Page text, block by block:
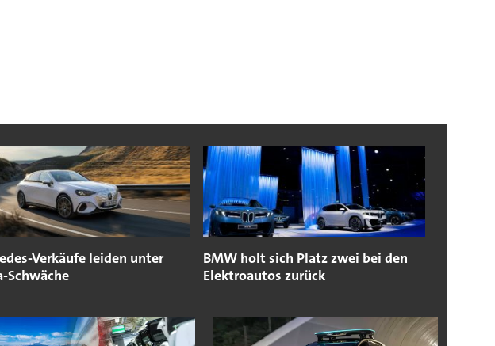
Verkäufe leiden unter
Schwäche
BMW holt sich Platz zwei bei den
Elektroautos zurück